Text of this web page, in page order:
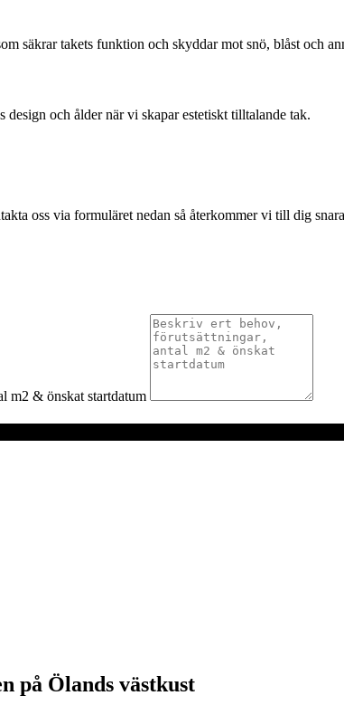
säkrar takets funktion och skyddar mot snö, blåst och
och ålder när vi skapar estetiskt tilltalande tak.
oss via formuläret nedan så återkommer vi till dig
m2 & önskat startdatum
på Ölands västkust